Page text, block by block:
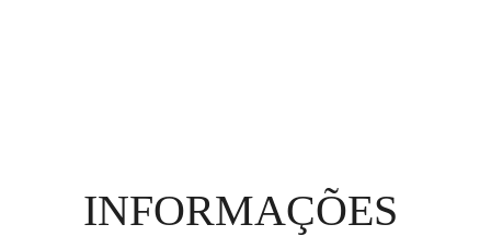
INFORMAÇÕES